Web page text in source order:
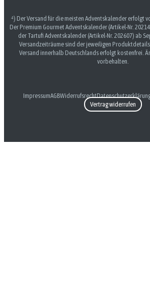
⁴) Der Versand für die meisten Adventskalender erfolgt
Der Premium Gourmet Adventskalender (Artikel-Nr.
der Tartufi Adventskalender (Artikel-Nr. 202607) ab
Versandzeiträume sind der jeweiligen
Versand innerhalb Deutschlands erfolgt kostenfrei.
vorbehalten.
ImpressumAGBWiderrufsrecht
Vertrag widerrufen